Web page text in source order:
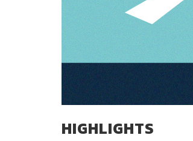
HIGHLIGHTS